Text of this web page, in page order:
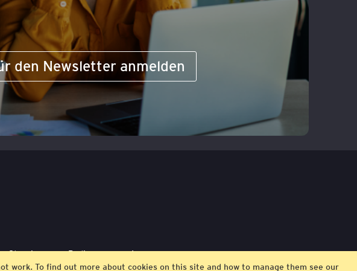
To find out more about cookies on this site and how to manage them see our
den Newsletter anmelden
Stornierung Bedingungen Impressum